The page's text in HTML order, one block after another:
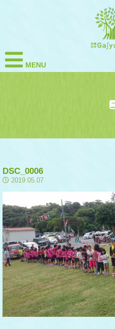
MENU
DSC_0006
2019.05.07